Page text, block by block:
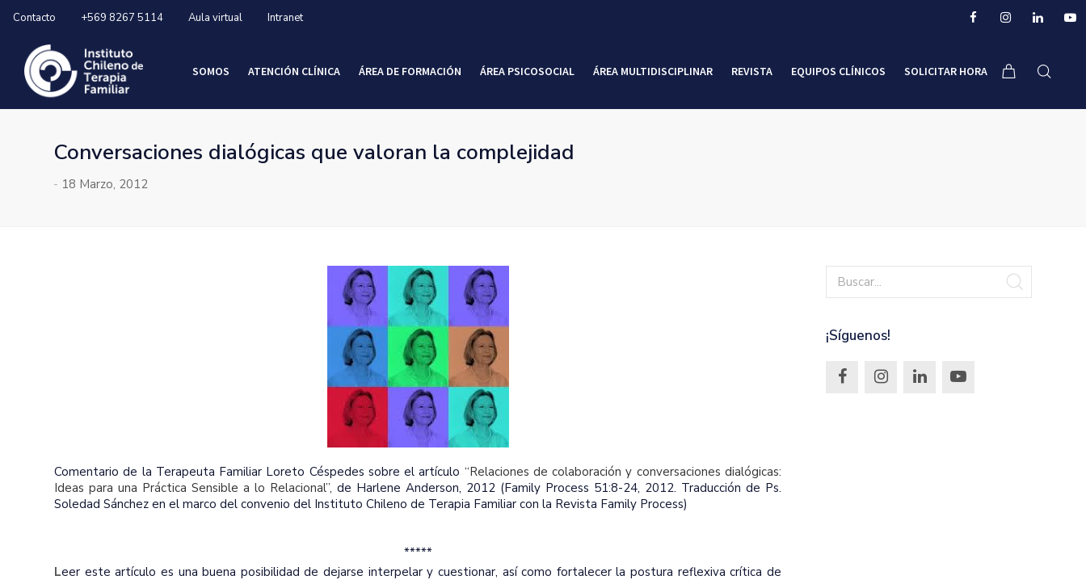
Contacto +569 8267 5114 Aula virtual Intranet
SOMOS ATENCIÓN CLÍNICA ÁREA DE FORMACIÓN ÁREA PSICOSOCIAL ÁREA MULTIDISCIPLINAR REVISTA EQUIPOS CLÍNICOS SOLICITAR HORA
Conversaciones dialógicas que valoran la complejidad
- 18 Marzo, 2012
Comentario de la Terapeuta Familiar Loreto Céspedes sobre el artículo “Relaciones de colaboración y conversaciones dialógicas:
Ideas para una Práctica Sensible a lo Relacional”, de Harlene Anderson, 2012 (Family Process 51:8-24, 2012. Traducción de Ps.
Soledad Sánchez en el marco del convenio del Instituto Chileno de Terapia Familiar con la Revista Family Process)
*****
Leer este artículo es una buena posibilidad de dejarse interpelar y cuestionar, así como fortalecer la postura reflexiva crítica de
¡Síguenos!